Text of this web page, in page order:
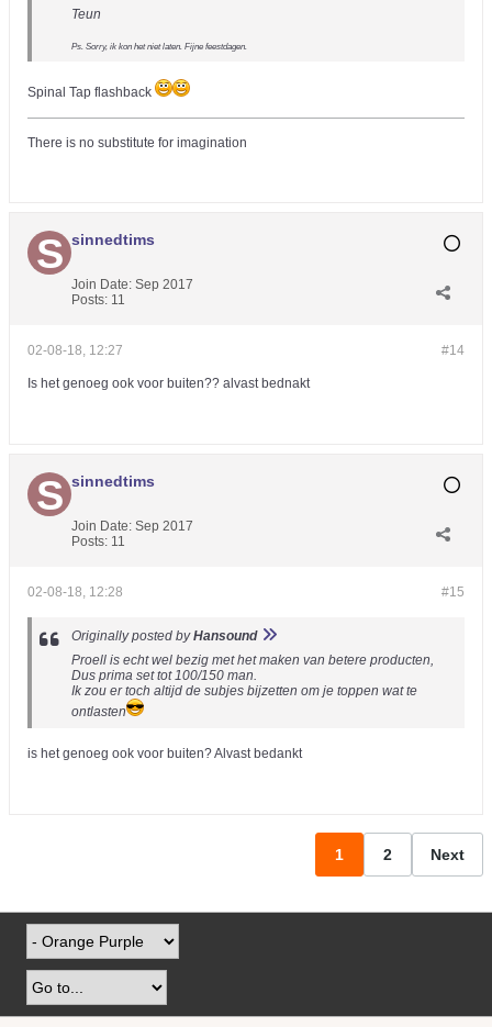
Teun
Ps. Sorry, ik kon het niet laten. Fijne feestdagen.
Spinal Tap flashback
There is no substitute for imagination
sinnedtims
Join Date: Sep 2017
Posts: 11
#14
02-08-18, 12:27
Is het genoeg ook voor buiten?? alvast bednakt
sinnedtims
Join Date: Sep 2017
Posts: 11
#15
02-08-18, 12:28
Originally posted byHansound
Proell is echt wel bezig met het maken van betere producten,
Dus prima set tot 100/150 man.
Ik zou er toch altijd de subjes bijzetten om je toppen wat te
ontlasten
is het genoeg ook voor buiten? Alvast bedankt
1 2 Next